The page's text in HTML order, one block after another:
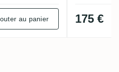
au panier 175 €